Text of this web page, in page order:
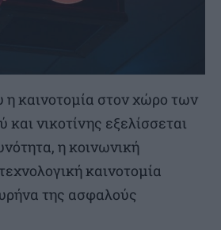
η καινοτομία στον χώρο των
νικοτίνης εξελίσσεται
η κοινωνική
καινοτομία
της ασφαλούς